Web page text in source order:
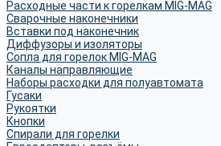
Расходные части к горелкам MIG-MAG
Сварочные наконечники
Вставки под наконечник
Диффузоры и изоляторы
Сопла для горелок MIG-MAG
Каналы направляющие
Наборы расходки для полуавтомата
Гусаки
Рукоятки
Кнопки
Спирали для горелки